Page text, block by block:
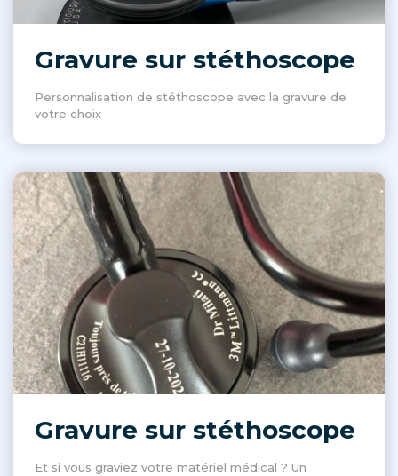
Gravure sur stéthoscope
Personnalisation de stéthoscope avec la gravure de
votre choix
Gravure sur stéthoscope
Et si vous graviez votre matériel médical ? Un